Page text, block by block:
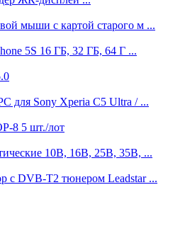
мыши с картой старого м ...
5S 16 ГБ, 32 ГБ, 64 Г ...
для Sony Xperia C5 Ultra / ...
8 5 шт./лот
10В, 16В, 25В, 35В, ...
с DVB-T2 тюнером Leadstar ...